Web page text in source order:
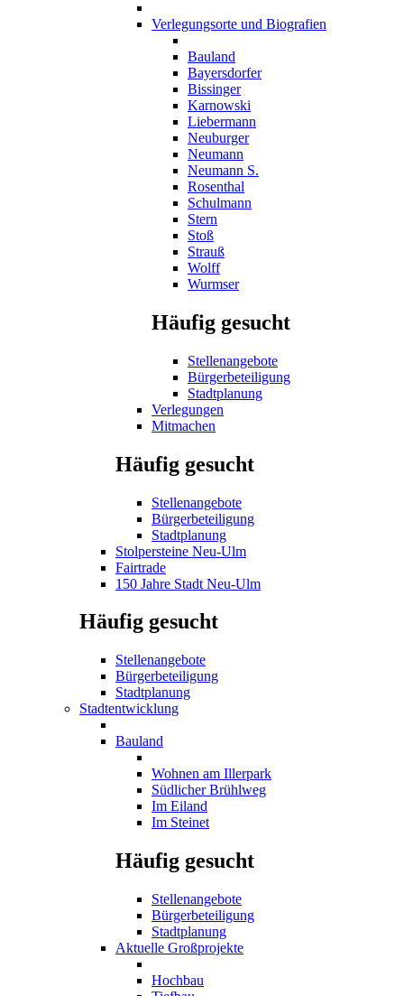
Verlegungsorte und Biografien
Bauland
Bayersdorfer
Bissinger
Karnowski
Liebermann
Neuburger
Neumann
Neumann S.
Rosenthal
Schulmann
Stern
Stoß
Strauß
Wolff
Wurmser
Häufig gesucht
Stellenangebote
Bürgerbeteiligung
Stadtplanung
Verlegungen
Mitmachen
Häufig gesucht
Stellenangebote
Bürgerbeteiligung
Stadtplanung
Stolpersteine Neu-Ulm
Fairtrade
150 Jahre Stadt Neu-Ulm
Häufig gesucht
Stellenangebote
Bürgerbeteiligung
Stadtplanung
Stadtentwicklung
Bauland
Wohnen am Illerpark
Südlicher Brühlweg
Im Eiland
Im Steinet
Häufig gesucht
Stellenangebote
Bürgerbeteiligung
Stadtplanung
Aktuelle Großprojekte
Hochbau